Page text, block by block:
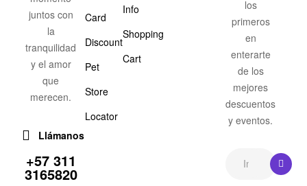
juntos con
la
tranquilidad
y el amor
que
merecen.
Llámanos
+57 311
3165820
Card
Discount
Pet
Store
Locator
Info
Shopping
Cart
los
primeros
en
enterarte
de los
mejores
descuentos
y eventos.